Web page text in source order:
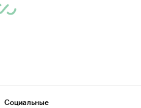
Социальные